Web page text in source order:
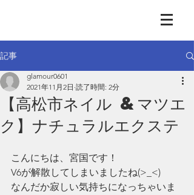
記事
【高松市ネイル &マツエ
ク】ナチュラルエクステ
glamour0601
2021年11月2日 読了時間: 2分
こんにちは、宮国です！
V6が解散してしまいましたね(>_<)
なんだか寂しい気持ちになっちゃいま